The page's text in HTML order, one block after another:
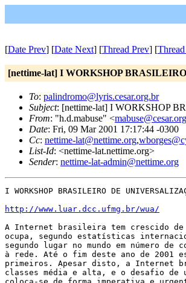
[Date Prev] [Date Next] [Thread Prev] [
[nettime-lat] I WORKSHOP
To: palindromo@lyris.cesar.org.br
Subject: [nettime-lat] I WORKSHOP
From: "h.d.mabuse" <
Date: Fri, 09 Mar 2001 17:17:44 -0300
Cc: nettime-lat@nettime.org,
List-Id: <nettime-lat.nettime.org>
Sender: nettime-lat-admin@nettime.org
I WORKSHOP BRASILEIRO DE
http://www.luar.dcc.ufmg.br/wua/
A Internet brasileira tem crescido
ocupa, segundo estatísticas
segundo lugar no mundo em número de
à rede. Até o fim deste ano de 2001
primeiros. Apesar disto, a Internet
classes média e alta, e o desafio